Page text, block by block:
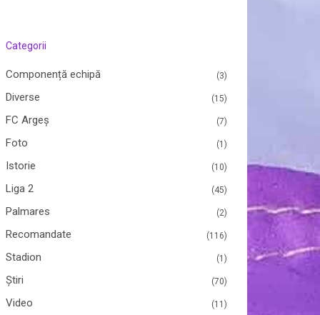
Categorii
Componență echipă (3)
Diverse (15)
FC Argeș (7)
Foto (1)
Istorie (10)
Liga 2 (45)
Palmares (2)
Recomandate (116)
Stadion (1)
Ştiri (70)
Video (11)